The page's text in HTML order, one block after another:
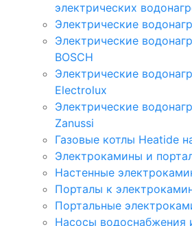
электрических
Электрические
Электрические
BOSCH
Электрические
Electrolux
Электрические
Zanussi
Газовые котлы Heatide
Электрокамины и
Настенные
Порталы к
Портальные
Насосы водоснабжения